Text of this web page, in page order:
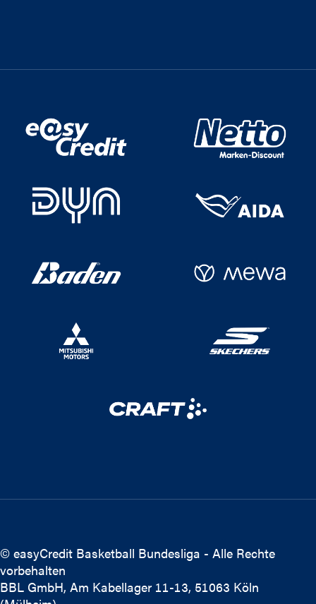
© easyCredit Basketball Bundesliga - Alle Rechte
vorbehalten
BBL GmbH, Am Kabellager 11-13, 51063 Köln